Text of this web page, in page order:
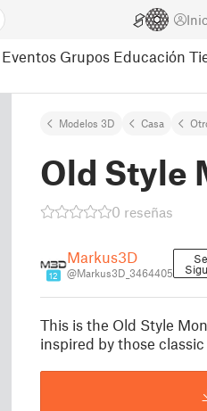
Eventos Grupos Educación
Modelos 3D Casa
Old Style
0 reseñas
12
Markus3D
@Markus3D_3464405
This is the Old Style
inspired by those